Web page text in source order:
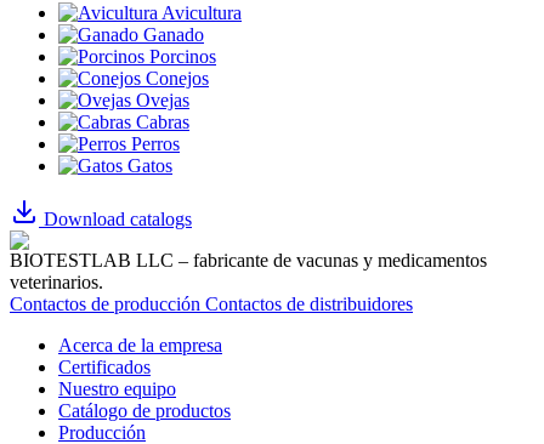
Avicultura
Ganado
Porcinos
Conejos
Ovejas
Cabras
Perros
Gatos
Download catalogs
BIOTESTLAB LLC – fabricante de vacunas y medicamentos
veterinarios.
Contactos de producción Contactos de distribuidores
Acerca de la empresa
Certificados
Nuestro equipo
Catálogo de productos
Producción